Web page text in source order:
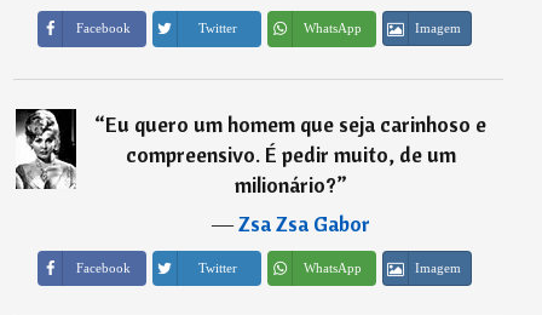
Facebook Twitter WhatsApp Imagem
“Eu quero um homem que seja carinhoso e
compreensivo. É pedir muito, de um
milionário?”
―Zsa Zsa Gabor
Facebook Twitter WhatsApp Imagem